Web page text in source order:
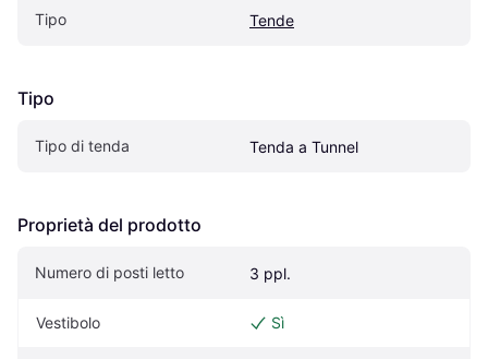
Tipo Tende
Tipo
Tipo di tenda Tenda a Tunnel
Proprietà del prodotto
Numero di posti letto 3 ppl.
Vestibolo Sì